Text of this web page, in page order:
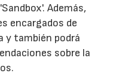
Además,
encargados de
y también podrá
sobre la